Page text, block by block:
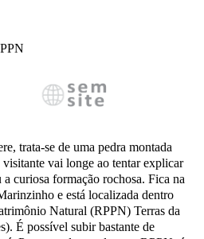
trata-se de uma pedra montada
vai longe ao tentar explicar
curiosa formação rochosa. Fica na
e está localizada dentro
Natural (RPPN) Terras da
É possível subir bastante de